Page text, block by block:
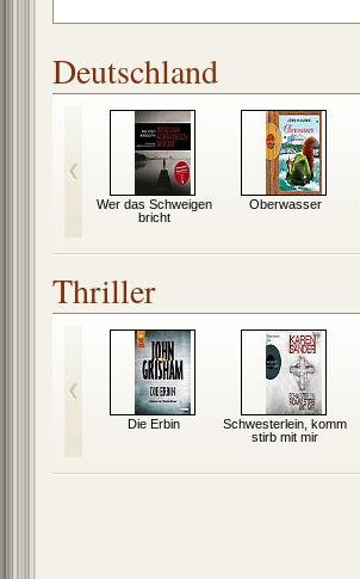
Deutschland
Wer das Schweigen
bricht
Oberwasser
Thriller
Die Erbin
Schwesterlein, komm
stirb mit mir